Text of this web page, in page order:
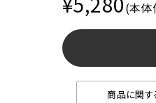
(本
商品に関す